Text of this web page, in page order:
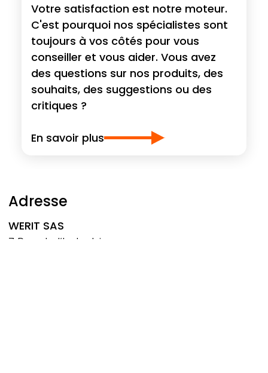
Votre satisfaction est notre moteur.
C'est pourquoi nos spécialistes sont
toujours à vos côtés pour vous
conseiller et vous aider. Vous avez
des questions sur nos produits, des
souhaits, des suggestions ou des
critiques ?
En savoir plus
Adresse
WERIT SAS
7 Rue de l‘Industrie